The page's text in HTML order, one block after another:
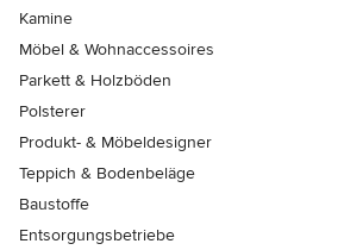
Kamine
Möbel & Wohnaccessoires
Parkett & Holzböden
Polsterer
Produkt- & Möbeldesigner
Teppich & Bodenbeläge
Baustoffe
Entsorgungsbetriebe